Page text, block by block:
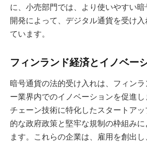
に、小売部門では、より使いやすい
開発によって、デジタル通貨を受け
ています。
フィンランド経済とイノベー
暗号通貨の法的受け入れは、フィン
ー業界内でのイノベーションを促進
チェーン技術に特化したスタートア
的な政府政策と堅牢な規制の枠組み
ます。これらの企業は、雇用を創出